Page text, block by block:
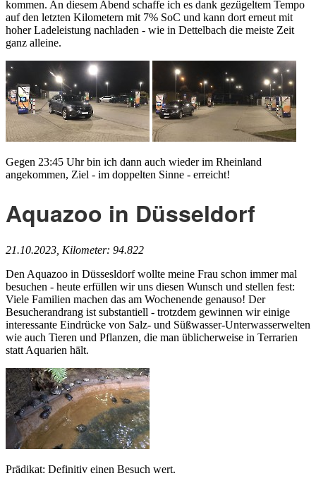
kommen. An diesem Abend schaffe ich es dank gezügeltem Tempo
auf den letzten Kilometern mit 7% SoC und kann dort erneut mit
hoher Ladeleistung nachladen - wie in Dettelbach die meiste Zeit
ganz alleine.
Gegen 23:45 Uhr bin ich dann auch wieder im Rheinland
angekommen, Ziel - im doppelten Sinne - erreicht!
Aquazoo in Düsseldorf
21.10.2023, Kilometer: 94.822
Den Aquazoo in Düssesldorf wollte meine Frau schon immer mal
besuchen - heute erfüllen wir uns diesen Wunsch und stellen fest:
Viele Familien machen das am Wochenende genauso! Der
Besucherandrang ist substantiell - trotzdem gewinnen wir einige
interessante Eindrücke von Salz- und Süßwasser-Unterwasserwelten
wie auch Tieren und Pflanzen, die man üblicherweise in Terrarien
statt Aquarien hält.
Prädikat: Definitiv einen Besuch wert.